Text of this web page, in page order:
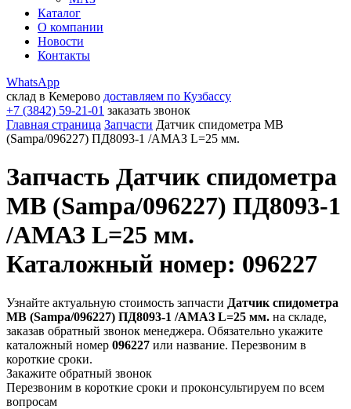
Каталог
О компании
Новости
Контакты
WhatsApp
склад в Кемерово доставляем по Кузбассу
+7 (3842) 59-21-01 заказать звонок
Главная страница Запчасти Датчик спидометра MB
(Sampa/096227) ПД8093-1 /АМАЗ L=25 мм.
Запчасть Датчик спидометра
MB (Sampa/096227) ПД8093-1
/АМАЗ L=25 мм.
Каталожный номер: 096227
Узнайте актуальную стоимость запчасти Датчик спидометра
MB (Sampa/096227) ПД8093-1 /АМАЗ L=25 мм. на складе,
заказав обратный звонок менеджера. Обязательно укажите
каталожный номер 096227 или название. Перезвоним в
короткие сроки.
Закажите обратный звонок
Перезвоним в короткие сроки и проконсультируем по всем
вопросам